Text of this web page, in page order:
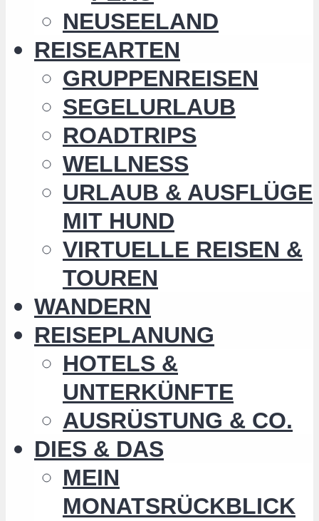
NEUSEELAND
REISEARTEN
GRUPPENREISEN
SEGELURLAUB
ROADTRIPS
WELLNESS
URLAUB & AUSFLÜGE
MIT HUND
VIRTUELLE REISEN &
TOUREN
WANDERN
REISEPLANUNG
HOTELS &
UNTERKÜNFTE
AUSRÜSTUNG & CO.
DIES & DAS
MEIN
MONATSRÜCKBLICK